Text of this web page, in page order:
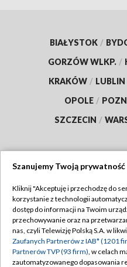
BIAŁYSTOK /
GORZÓW WLKP. /
KRAKÓW / LUBLIN
OPOLE /
SZCZECIN /
Abonament TVP
Emisja w TVP
Centrum informacji TVP
Szanujemy Twoją prywatność
Kliknij "Akceptuję i przechodzę do
korzystanie z technologii
dostęp do informacji na Twoim
przechowywanie oraz na
nas, czyli Telewizję Polską S.A. w
Zaufanych Partnerów z IAB* (1201
Partnerów TVP (93 firm), w celach
zautomatyzowanego dopasowania